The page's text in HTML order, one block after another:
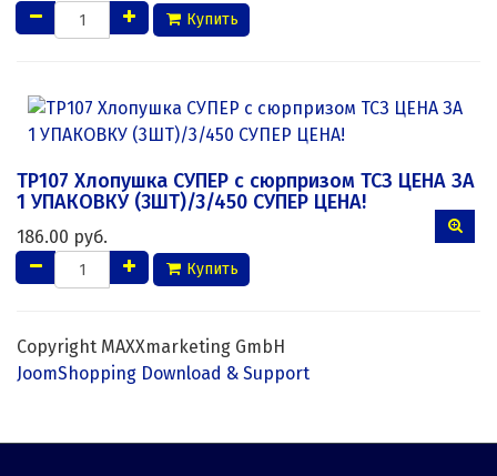
Купить
ТР107 Хлопушка СУПЕР с сюрпризом ТСЗ ЦЕНА ЗА
1 УПАКОВКУ (3ШТ)/3/450 СУПЕР ЦЕНА!
186.00 руб.
Купить
Copyright MAXXmarketing GmbH
JoomShopping Download & Support